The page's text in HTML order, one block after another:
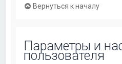
Вернуться к началу
Параметры и
пользователя